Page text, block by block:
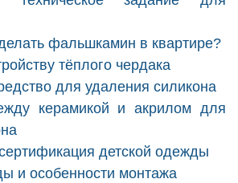
фальшкамин в квартире?
тёплого чердака
для удаления силикона
керамикой и акрилом для
детской одежды
и особенности монтажа